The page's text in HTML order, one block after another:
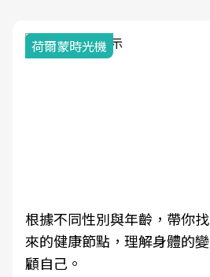
荷爾蒙時光機
根據不同性別與年齡，帶你
來的健康節點，理解身體的
顧自己。